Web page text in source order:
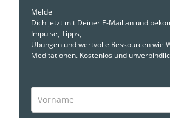
Melde
Dich jetzt mit Deiner E-Mail an und
Impulse, Tipps,
Übungen und wertvolle Ressourcen wie
Meditationen. Kostenlos und